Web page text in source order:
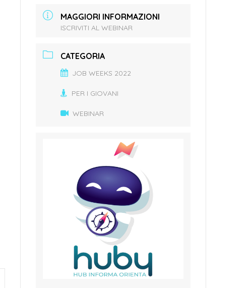
MAGGIORI INFORMAZIONI
ISCRIVITI AL WEBINAR
CATEGORIA
JOB WEEKS 2022
PER I GIOVANI
WEBINAR